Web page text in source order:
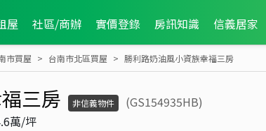
屋 社區/商辦 實價登錄 房訊知識 信義居家
市買屋 台南市北區買屋 勝利路奶油風小資族幸福三房
三房 非信義物件
(GS154935HB)
萬/坪